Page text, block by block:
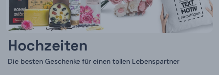
Hochzeiten
Die besten Geschenke für einen tollen Lebenspartner